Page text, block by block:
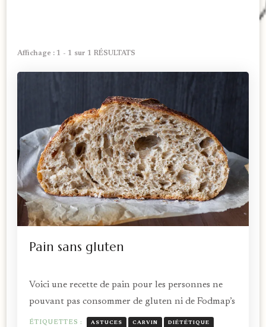
Affichage : 1 - 1 sur 1 RÉSULTATS
Pain sans gluten
Voici une recette de pain pour les personnes ne
pouvant pas consommer de gluten ni de Fodmap’s
ÉTIQUETTES : ASTUCES CARVIN DIÉTÉTIQUE